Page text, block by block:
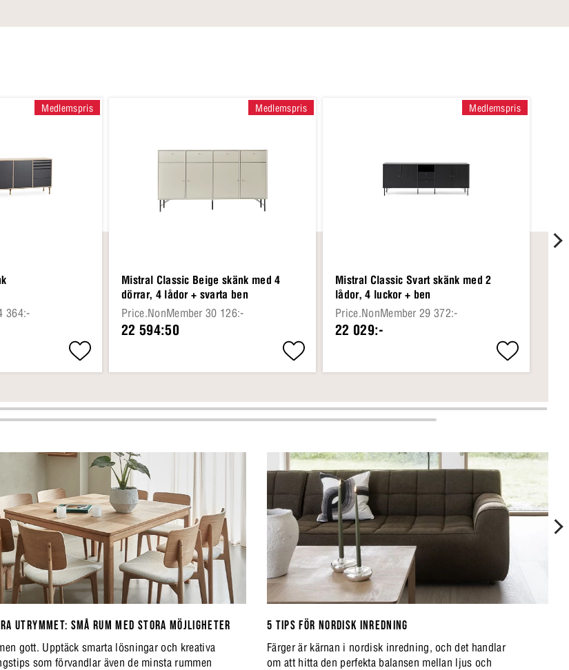
Medlemspris
364:-
Medlemspris
Mistral Classic Beige skänk med 4
dörrar, 4 lådor + svarta ben
Price.NonMember 30 126:-
22 594:50
Medlemspris
Mistral Classic Svart skänk med 2
lådor, 4 luckor + ben
Price.NonMember 29 372:-
22 029:-
UTRYMMET: SMÅ RUM MED STORA MÖJLIGHETER
gott. Upptäck smarta lösningar och kreativa
som förvandlar även de minsta rummen
5 TIPS FÖR NORDISK INREDNING
Färger är kärnan i nordisk inredning, och det handlar
om att hitta den perfekta balansen mellan ljus och